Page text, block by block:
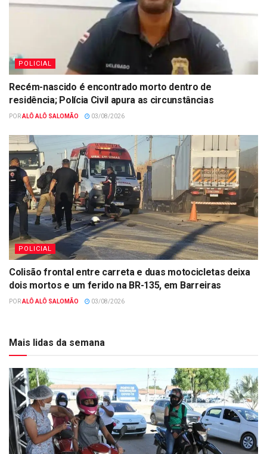
POLICIAL
Recém-nascido é encontrado morto dentro de
residência; Polícia Civil apura as circunstâncias
PORALÔ ALÔ SALOMÃO 03/08/2026
POLICIAL
Colisão frontal entre carreta e duas motocicletas deixa
dois mortos e um ferido na BR-135, em Barreiras
PORALÔ ALÔ SALOMÃO 03/08/2026
Mais lidas da semana